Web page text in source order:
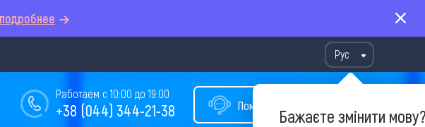
Рус
Бажаєте змінити
Помощь в подборе тура
Работаем с 10:00 до 19:00
+38 (044) 344-21-38